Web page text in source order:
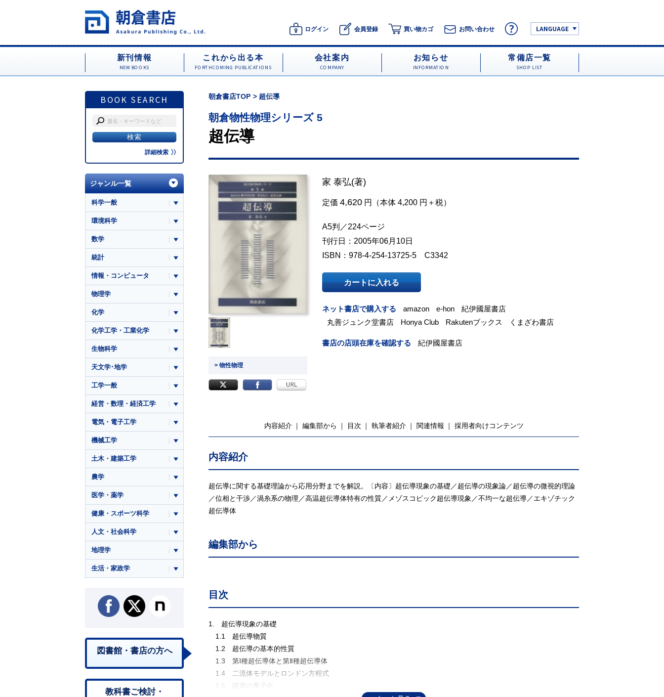
ログイン 会員登録 買い物カゴ お問い合わせ LANGUAGE
新刊情報
NEW BOOKS
これから出る本
FORTHCOMING PUBLICATIONS
会社案内
COMPANY
お知らせ
INFORMATION
常備店一覧
SHOP LIST
BOOK SEARCH
詳細検索
朝倉書店TOP 超伝導
朝倉物性物理シリーズ 5
超伝導
> 物性物理
家 泰弘(著)
定価 4,620 円（本体 4,200 円＋税）
A5判／224ページ
刊行日：2005年06月10日
ISBN：978-4-254-13725-5 C3342
カートに入れる
ネット書店で購入する amazon e-hon
紀伊國屋書店
丸善ジュンク堂書店
Honya Club Rakutenブックス くまざわ書店
書店の店頭在庫を確認する 紀伊國屋書店
内容紹介 編集部から 目次 執筆者紹介 関連情報 採用者向けコンテンツ
内容紹介
超伝導に関する基礎理論から応用分野までを解説。〔内容〕超伝導現象の基礎／超伝導の現象論／超伝導の微視的理論
／位相と干渉／渦糸系の物理／高温超伝導体特有の性質／メゾスコピック超伝導現象／不均一な超伝導／エキゾチック
超伝導体
編集部から
目次
1. 超伝導現象の基礎
1.1 超伝導物質
1.2 超伝導の基本的性質
1.3 第Ⅰ種超伝導体と第Ⅱ種超伝導体
1.4 二流体モデルとロンドン方程式
1.5 磁束の量子化
ジャンル一覧
科学一般
環境科学
数学
統計
情報・コンピュータ
物理学
化学
化学工学・工業化学
生物科学
天文学･地学
工学一般
経営・数理・経済工学
電気・電子工学
機械工学
土木・建築工学
農学
医学・薬学
健康・スポーツ科学
人文・社会科学
地理学
生活・家政学
図書館・書店の方へ
教科書ご検討・